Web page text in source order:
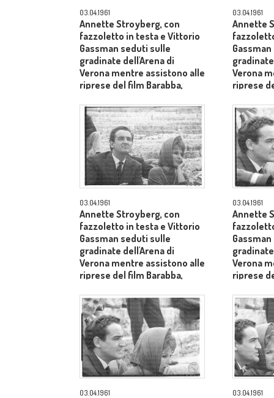
03.04.1961
Annette Stroyberg, con
fazzoletto in testa e Vittorio
Gassman seduti sulle
gradinate dell'Arena di
Verona mentre assistono alle
riprese del film Barabba,
Laurentiis - medio primo
piano
03.04.1961
Annette
Verona
riprese
03.04.1961
Annette Stroyberg, con
fazzoletto in testa e Vittorio
Gassman seduti sulle
gradinate dell'Arena di
Verona mentre assistono alle
riprese del film Barabba,
Laurentiis - piano medio
03.04.1961
Annette
Verona
riprese
03.04.1961 03.04.1961